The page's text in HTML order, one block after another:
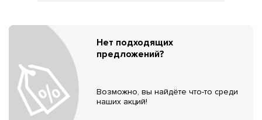
Нет подходящих
предложений?
Возможно, вы найдёте что-то среди
наших акций!